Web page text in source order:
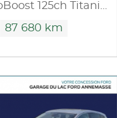
1.0 EcoBoost 125ch Titanium S
87 680 km